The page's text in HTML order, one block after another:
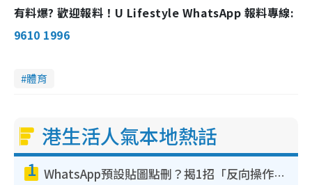
有料爆? 歡迎報料！U Lifestyle WhatsApp 報料專線:
9610 1996
體育
港生活人氣本地熱話
1 WhatsApp預設貼圖點刪？揭1招「反向操作」還原簡潔介面 附3步實測教學